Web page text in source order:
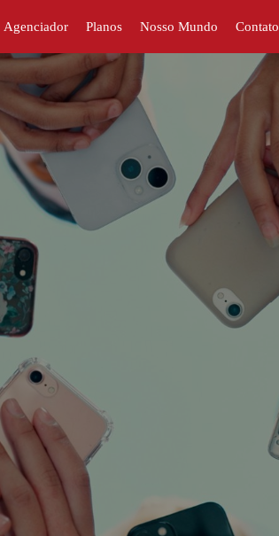
Agenciador Planos Nosso Mundo Contato